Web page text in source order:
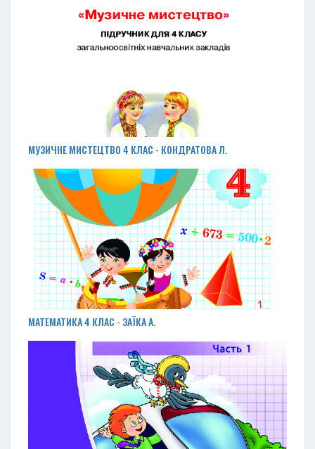
МУЗИЧНЕ МИСТЕЦТВО 4 КЛАС - КОНДРАТОВА Л.
МАТЕМАТИКА 4 КЛАС - ЗАЇКА А.